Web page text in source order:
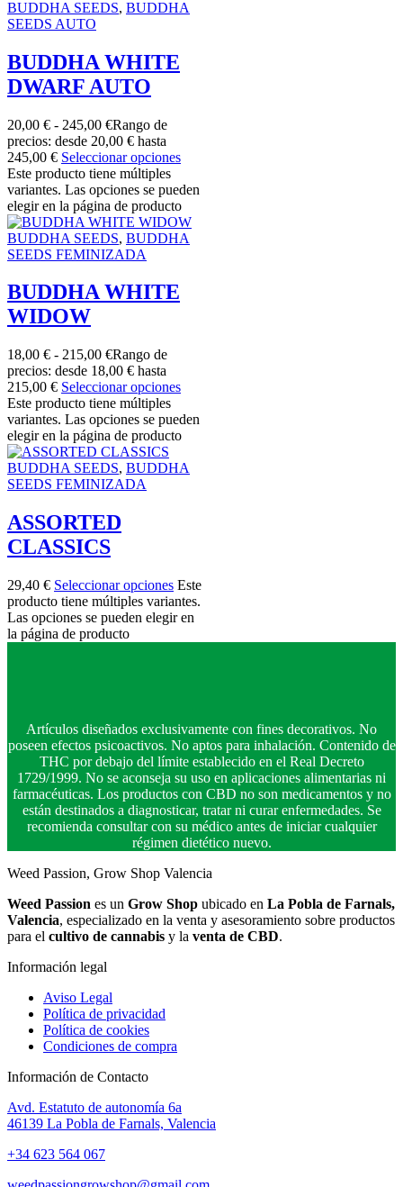
BUDDHA SEEDS, BUDDHA
SEEDS AUTO
BUDDHA WHITE
DWARF AUTO
20,00 € - 245,00 €Rango de
precios: desde 20,00 € hasta
245,00 € Seleccionar opciones
Este producto tiene múltiples
variantes. Las opciones se pueden
elegir en la página de producto
BUDDHA SEEDS, BUDDHA
SEEDS FEMINIZADA
BUDDHA WHITE
WIDOW
18,00 € - 215,00 €Rango de
precios: desde 18,00 € hasta
215,00 € Seleccionar opciones
Este producto tiene múltiples
variantes. Las opciones se pueden
elegir en la página de producto
BUDDHA SEEDS, BUDDHA
SEEDS FEMINIZADA
ASSORTED
CLASSICS
29,40 € Seleccionar opciones Este
producto tiene múltiples variantes.
Las opciones se pueden elegir en
la página de producto
Artículos diseñados exclusivamente con fines decorativos. No
poseen efectos psicoactivos. No aptos para inhalación. Contenido de
THC por debajo del límite establecido en el Real Decreto
1729/1999. No se aconseja su uso en aplicaciones alimentarias ni
farmacéuticas. Los productos con CBD no son medicamentos y no
están destinados a diagnosticar, tratar ni curar enfermedades. Se
recomienda consultar con su médico antes de iniciar cualquier
régimen dietético nuevo.
Weed Passion, Grow Shop Valencia
Weed Passion es un Grow Shop ubicado en La Pobla de Farnals,
Valencia, especializado en la venta y asesoramiento sobre productos
para el cultivo de cannabis y la venta de CBD.
Información legal
Aviso Legal
Política de privacidad
Política de cookies
Condiciones de compra
Información de Contacto
Avd. Estatuto de autonomía 6a
46139 La Pobla de Farnals, Valencia
+34 623 564 067